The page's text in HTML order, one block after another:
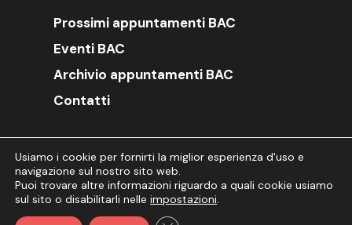
Prossimi appuntamenti BAC
Eventi BAC
Archivio appuntamenti BAC
Contatti
© 2026 BAC - Bellano Arte Cultura |
Privacy Policy |Cookie Policy
Usiamo i cookie per fornirti la miglior esperienza d'uso e
navigazione sul nostro sito web.
Puoi trovare altre informazioni riguardo a quali cookie usiamo
sul sito o disabilitarli nelle impostazioni.